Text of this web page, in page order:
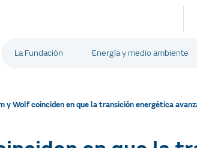
La Fundación Energía y medio ambiente
y Wolf coinciden en que la transición energética